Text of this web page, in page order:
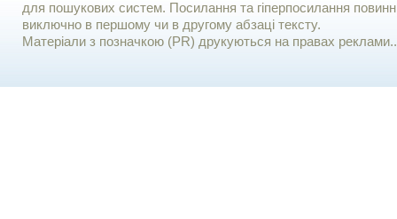
для пошукових систем. Посилання та гіперпосилання
виключно в першому чи в другому абзаці тексту.
Матеріали з позначкою (PR) друкуються на правах реклами..